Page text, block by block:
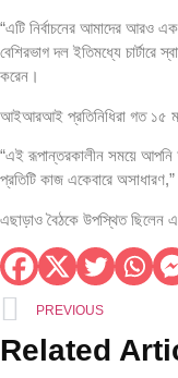
“এটি নির্বাচনের আমাদের আরও
বেশিরভাগ দল ইতিমধ্যে চার্টারে
করেন।
আইআরআই প্রতিনিধিরা গত ১৫
“এই রূপান্তরকালীন সময়ে আপনি
প্রতিটি কাজ একেবারে
এছাড়াও বৈঠকে উপস্থিত ছিলেন
PREVIOUS
Related